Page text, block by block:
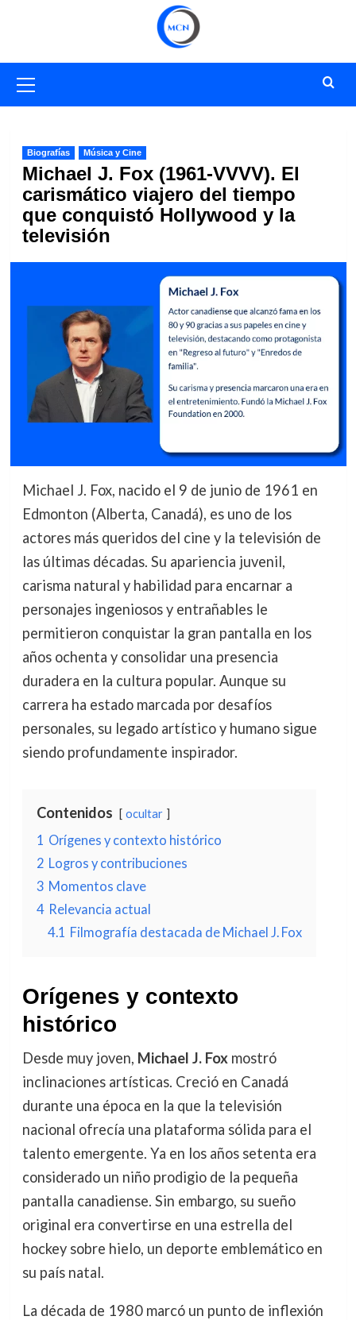
primario
Biografías Música y Cine
Michael J. Fox (1961-VVVV). El
carismático viajero del tiempo
que conquistó Hollywood y la
televisión
Michael J. Fox, nacido el 9 de junio de 1961 en
Edmonton (Alberta, Canadá), es uno de los
actores más queridos del cine y la televisión de
las últimas décadas. Su apariencia juvenil,
carisma natural y habilidad para encarnar a
personajes ingeniosos y entrañables le
permitieron conquistar la gran pantalla en los
años ochenta y consolidar una presencia
duradera en la cultura popular. Aunque su
carrera ha estado marcada por desafíos
personales, su legado artístico y humano sigue
siendo profundamente inspirador.
Contenidos ocultar
1 Orígenes y contexto histórico
2 Logros y contribuciones
3 Momentos clave
4 Relevancia actual
4.1 Filmografía destacada de Michael J. Fox
Orígenes y contexto
histórico
Desde muy joven, Michael J. Foxmostró
inclinaciones artísticas. Creció en Canadá
durante una época en la que la televisión
nacional ofrecía una plataforma sólida para el
talento emergente. Ya en los años setenta era
considerado un niño prodigio de la pequeña
pantalla canadiense. Sin embargo, su sueño
original era convertirse en una estrella del
hockey sobre hielo, un deporte emblemático en
su país natal.
La década de 1980 marcó un punto de inflexión